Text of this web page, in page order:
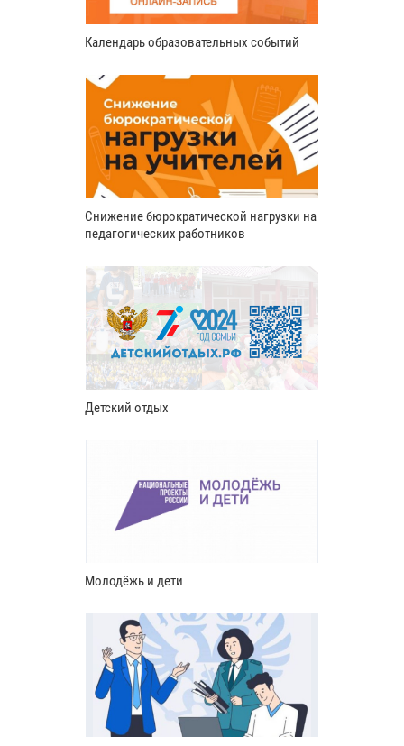
Календарь образовательных событий
Снижение бюрократической нагрузки на
педагогических работников
Детский отдых
Молодёжь и дети